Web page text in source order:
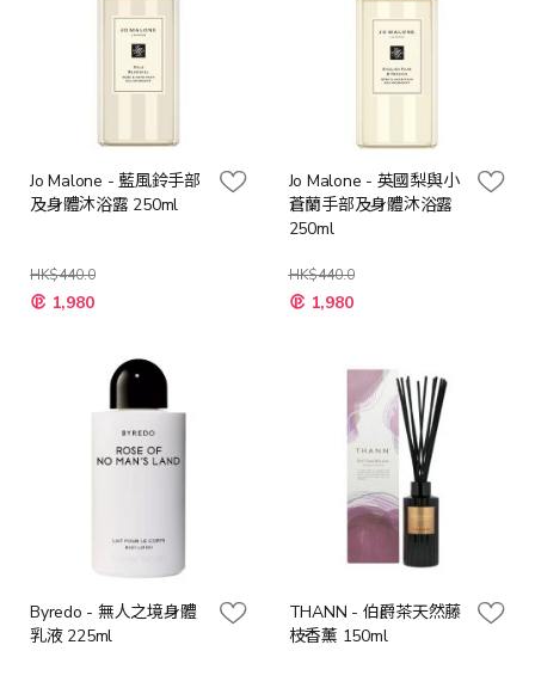
Jo Malone - 藍風鈴手部
及身體沐浴露 250ml
HK$440.0
特
殊 1,980
Jo Malone - 英國梨與小
蒼蘭手部及身體沐浴露
250ml
HK$440.0
特
殊 1,980
Byredo - 無人之境身體
乳液 225ml
THANN - 伯爵茶天然藤
枝香薰 150ml